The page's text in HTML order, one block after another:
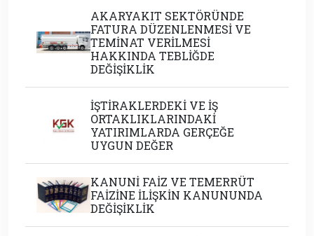
AKARYAKIT SEKTÖRÜNDE
FATURA DÜZENLENMESİ VE
TEMİNAT VERİLMESİ
HAKKINDA TEBLİĞDE
DEĞİŞİKLİK
İŞTİRAKLERDEKİ VE İŞ
ORTAKLIKLARINDAKİ
YATIRIMLARDA GERÇEĞE
UYGUN DEĞER
KANUNİ FAİZ VE TEMERRÜT
FAİZİNE İLİŞKİN KANUNUNDA
DEĞİŞİKLİK